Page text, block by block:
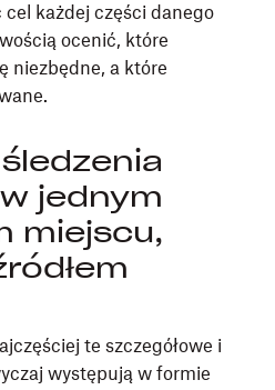
każdej części danego
ocenić, które
niezbędne, a które
jednym
miejscu,
te szczegółowe i
występują w formie